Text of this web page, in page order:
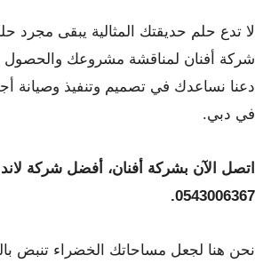
لا تدع حلم حديقتك المثالية يبقى مجرد
شركة أفنان لمناقشة مشروعك والحصول
دعنا نساعدك في تصميم وتنفيذ وصيانة
في دبي.
اتصل الآن بشركة أفنان، أفضل شركة
0543006367.
نحن هنا لجعل مساحاتك الخضراء تنبض